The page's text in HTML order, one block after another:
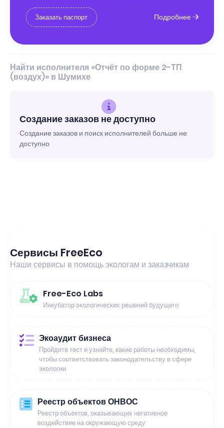
Заказать паспорт Подробнее
Найти исполнителя «Отчёт по форме 2-ТП
(воздух)» в Шумихе
Создание заказов не доступно
Создание заказов и поиск исполнителей больше не
доступно
Сервисы FreeEco
Наши сервисы в помощь экологам и заказчикам
Free-Eco Labs
Инкубатор экологических решений будущего
Экоаудит бизнеса
Пройдите тест и узнайте, какие работы необходимы,
чтобы соответствовать законодательству в сфере
экологии
Реестр объектов ОНВОС
Реестр объектов, оказывающих негативное
воздействие на окружающую среду